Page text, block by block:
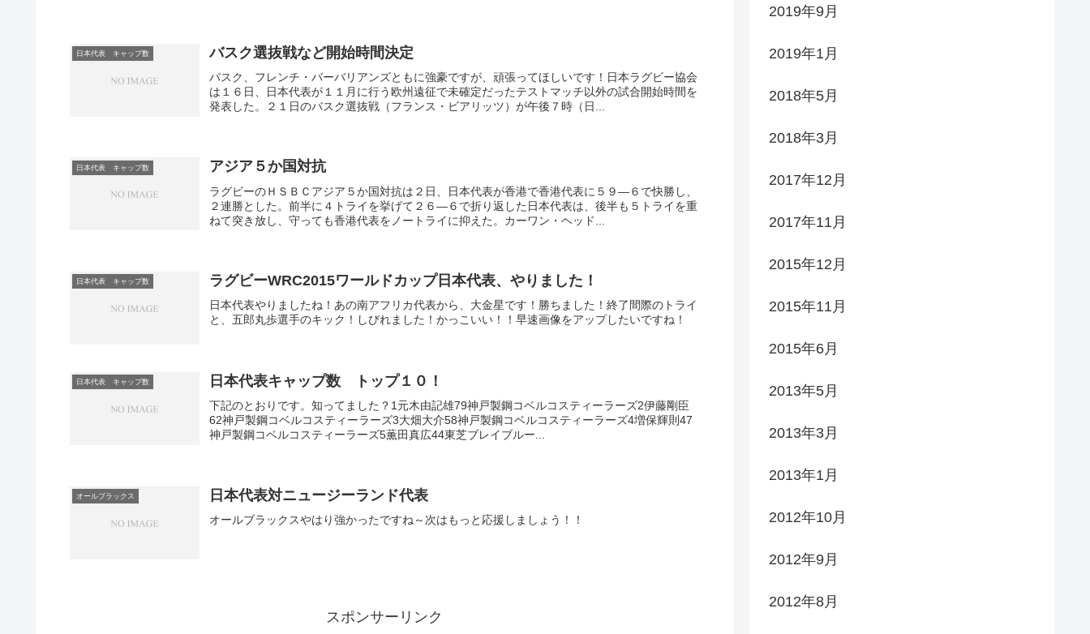
日本代表 キャップ数 バスク選抜戦など開始時間決定
バスク、フレンチ・バーバリアンズともに強豪ですが、頑張ってほしいです！日本ラグビー協会
は１６日、日本代表が１１月に行う欧州遠征で未確定だったテストマッチ以外の試合開始時間を
発表した。２１日のバスク選抜戦（フランス・ビアリッツ）が午後７時（日...
日本代表 キャップ数 アジア５か国対抗
ラグビーのＨＳＢＣアジア５か国対抗は２日、日本代表が香港で香港代表に５９―６で快勝し、
２連勝とした。前半に４トライを挙げて２６―６で折り返した日本代表は、後半も５トライを重
ねて突き放し、守っても香港代表をノートライに抑えた。カーワン・ヘッド...
日本代表 キャップ数 ラグビーWRC2015ワールドカップ日本代表、やりました！
日本代表やりましたね！あの南アフリカ代表から、大金星です！勝ちました！終了間際のトライ
と、五郎丸歩選手のキック！しびれました！かっこいい！！早速画像をアップしたいですね！
日本代表 キャップ数 日本代表キャップ数 トップ１０！
下記のとおりです。知ってました？1元木由記雄79神戸製鋼コベルコスティーラーズ2伊藤剛臣
62神戸製鋼コベルコスティーラーズ3大畑大介58神戸製鋼コベルコスティーラーズ4増保輝則47
神戸製鋼コベルコスティーラーズ5薫田真広44東芝ブレイブルー...
オールブラックス 日本代表対ニュージーランド代表
オールブラックスやはり強かったですね～次はもっと応援しましょう！！
スポンサーリンク
2019年9月
2019年1月
2018年5月
2018年3月
2017年12月
2017年11月
2015年12月
2015年11月
2015年6月
2013年5月
2013年3月
2013年1月
2012年10月
2012年9月
2012年8月